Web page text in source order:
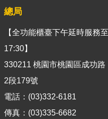
租
稅
宣
專
區
分
眾
導
總局
【全功能櫃臺下午延時服務至
17:30】
330211 桃園市桃園區成功路
2段179號
電話：(03)332-6181
傳真：(03)335-6682